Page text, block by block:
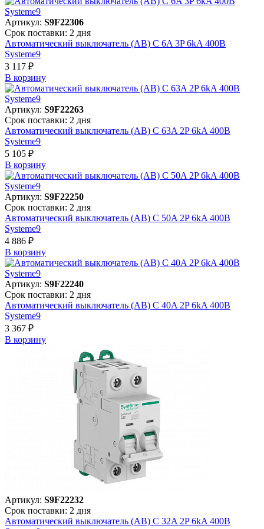
Артикул: S9F22306
Срок поставки: 2 дня
Автоматический выключатель (АВ) C 6A 3P 6kA 400В
Systeme9
3 117 ₽
В корзинy
Артикул: S9F22263
Срок поставки: 2 дня
Автоматический выключатель (АВ) C 63A 2P 6kA 400В
Systeme9
5 105 ₽
В корзинy
Артикул: S9F22250
Срок поставки: 2 дня
Автоматический выключатель (АВ) C 50A 2P 6kA 400В
Systeme9
4 886 ₽
В корзинy
Артикул: S9F22240
Срок поставки: 2 дня
Автоматический выключатель (АВ) C 40A 2P 6kA 400В
Systeme9
3 367 ₽
В корзинy
Артикул: S9F22232
Срок поставки: 2 дня
Автоматический выключатель (АВ) C 32A 2P 6kA 400В